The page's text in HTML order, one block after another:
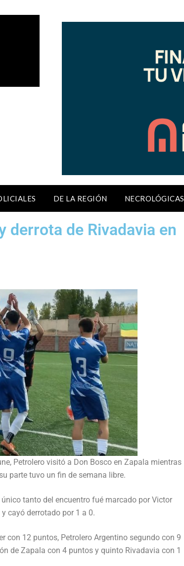
DE LA REGIÓN NECROLÓGICAS
derrota de Rivadavia en
Petrolero visitó a Don Bosco en Zapala mientras
parte tuvo un fin de semana libre.
tanto del encuentro fué marcado por Victor
cayó derrotado por 1 a 0.
con 12 puntos, Petrolero Argentino segundo con 9
de Zapala con 4 puntos y quinto Rivadavia con 1